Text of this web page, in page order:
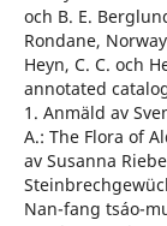
och B. E.
Rondane,
Heyn, C. C. och
annotated
1. Anmäld av
A.: The Flora of
av Susanna
Nan-fang tsáo-